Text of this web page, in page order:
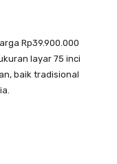
Rp39.900.000
layar 75 inci
baik tradisional